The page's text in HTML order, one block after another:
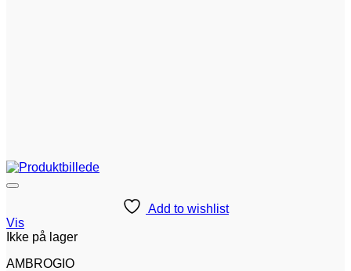
Add to wishlist
Vis
Ikke på lager
AMBROGIO